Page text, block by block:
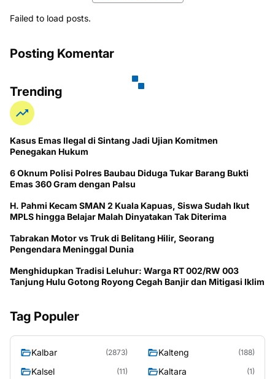
Failed to load posts.
Posting Komentar
Trending
Kasus Emas Ilegal di Sintang Jadi Ujian Komitmen
Penegakan Hukum
6 Oknum Polisi Polres Baubau Diduga Tukar Barang Bukti
Emas 360 Gram dengan Palsu
H. Pahmi Kecam SMAN 2 Kuala Kapuas, Siswa Sudah Ikut
MPLS hingga Belajar Malah Dinyatakan Tak Diterima
Tabrakan Motor vs Truk di Belitang Hilir, Seorang
Pengendara Meninggal Dunia
Menghidupkan Tradisi Leluhur: Warga RT 002/RW 003
Tanjung Hulu Gotong Royong Cegah Banjir dan Mitigasi Iklim
Tag Populer
Kalbar (2873) Kalteng (188)
Kalsel (11) Kaltara (1)